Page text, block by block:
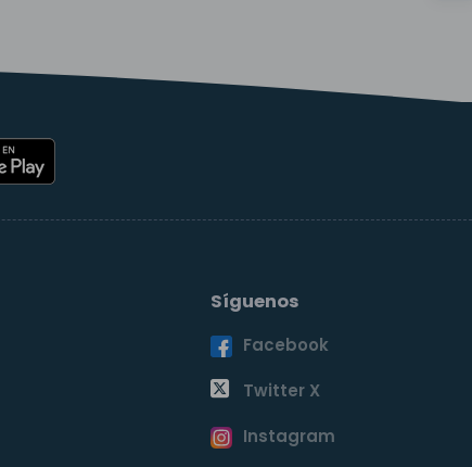
Síguenos
Facebook
Twitter X
Instagram